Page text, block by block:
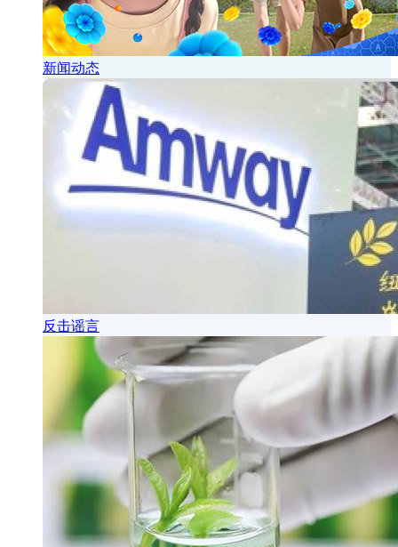
新闻动态
反击谣言